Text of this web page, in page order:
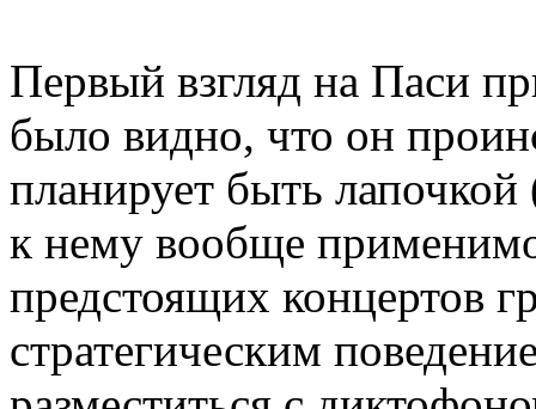
Первый взгляд на Паси
было видно, что он
планирует быть лапочкой
к нему вообще
предстоящих концертов
стратегическим